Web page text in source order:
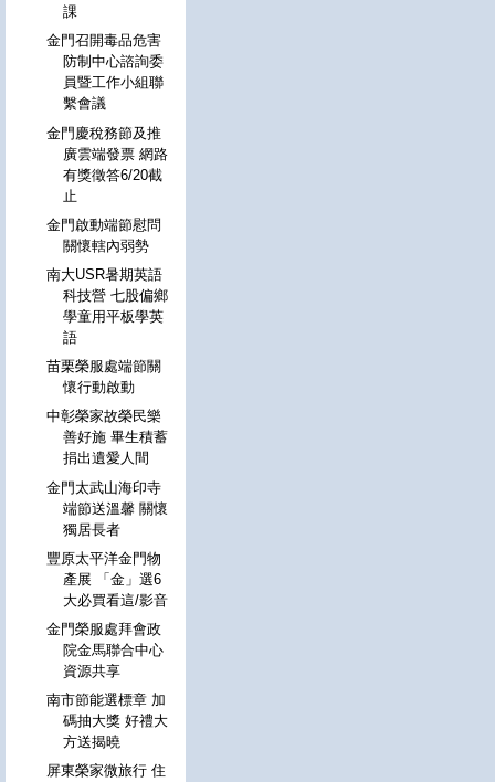
課
金門召開毒品危害
防制中心諮詢委
員暨工作小組聯
繫會議
金門慶稅務節及推
廣雲端發票 網路
有獎徵答6/20截
止
金門啟動端節慰問
關懷轄內弱勢
南大USR暑期英語
科技營 七股偏鄉
學童用平板學英
語
苗栗榮服處端節關
懷行動啟動
中彰榮家故榮民樂
善好施 畢生積蓄
捐出遺愛人間
金門太武山海印寺
端節送溫馨 關懷
獨居長者
豐原太平洋金門物
產展 「金」選6
大必買看這/影音
金門榮服處拜會政
院金馬聯合中心
資源共享
南市節能選標章 加
碼抽大獎 好禮大
方送揭曉
屏東榮家微旅行 住